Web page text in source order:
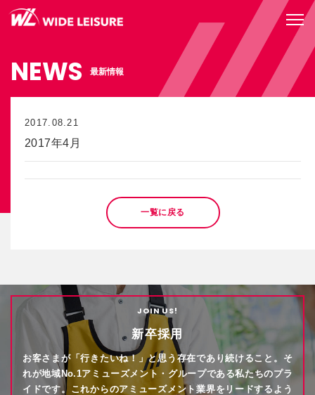
NEWS 最新情報
2017.08.21
2017年4月
一覧に戻る
JOIN US!
新卒採用
お客さまが「行きたいね！」と思う存在であり続けること。そ
れが地域No.1アミューズメント・グループである私たちのプラ
イドです。これからのアミューズメント業界をリードするよう